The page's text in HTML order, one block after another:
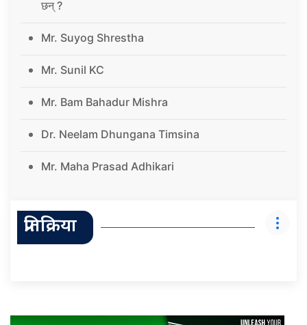
छन् ?
Mr. Suyog Shrestha
Mr. Sunil KC
Mr. Bam Bahadur Mishra
Dr. Neelam Dhungana Timsina
Mr. Maha Prasad Adhikari
प्रतिक्रिया